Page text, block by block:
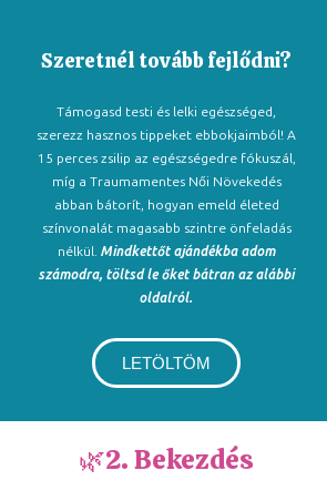
Szeretnél tovább fejlődni?
Támogasd testi és lelki egészséged,
szerezz hasznos tippeket ebbokjaimból! A
15 perces zsilip az egészségedre fókuszál,
míg a Traumamentes Női Növekedés
abban bátorít, hogyan emeld életed
színvonalát magasabb szintre önfeladás
nélkül. Mindkettőt ajándékba adom
számodra, töltsd le őket bátran az alábbi
oldalról.
LETÖLTÖM
🌿2. Bekezdés